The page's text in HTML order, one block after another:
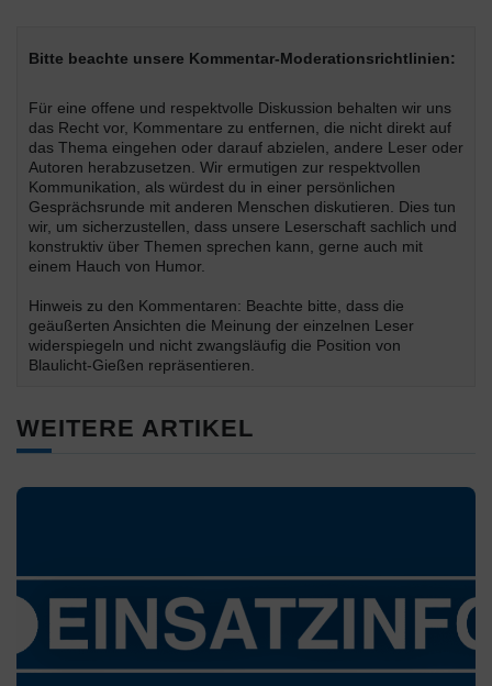
Bitte beachte unsere Kommentar-Moderationsrichtlinien:
Für eine offene und respektvolle Diskussion behalten wir uns
das Recht vor, Kommentare zu entfernen, die nicht direkt auf
das Thema eingehen oder darauf abzielen, andere Leser oder
Autoren herabzusetzen. Wir ermutigen zur respektvollen
Kommunikation, als würdest du in einer persönlichen
Gesprächsrunde mit anderen Menschen diskutieren. Dies tun
wir, um sicherzustellen, dass unsere Leserschaft sachlich und
konstruktiv über Themen sprechen kann, gerne auch mit
einem Hauch von Humor.
Hinweis zu den Kommentaren: Beachte bitte, dass die
geäußerten Ansichten die Meinung der einzelnen Leser
widerspiegeln und nicht zwangsläufig die Position von
Blaulicht-Gießen repräsentieren.
WEITERE ARTIKEL